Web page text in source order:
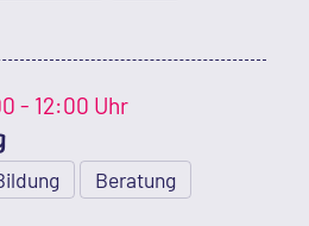
- 12:00 Uhr
Beratung